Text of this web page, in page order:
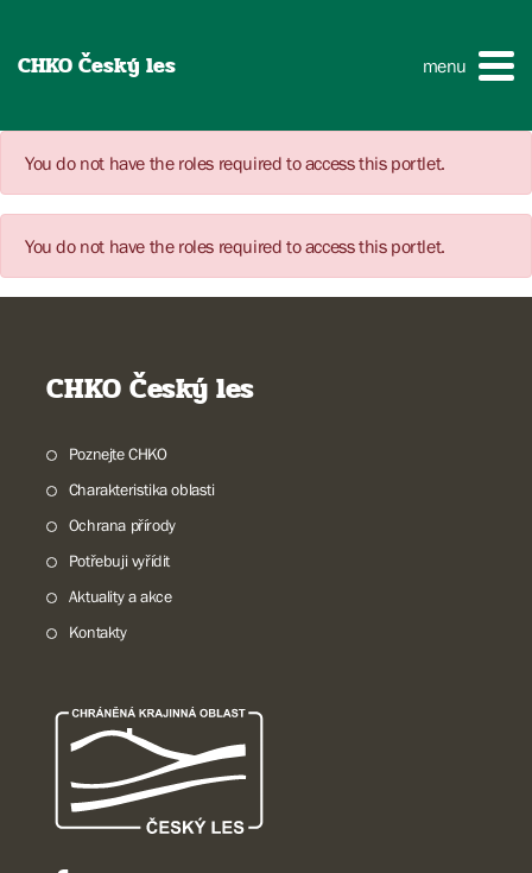
CHKO Český les menu
You do not have the roles required to access this portlet.
You do not have the roles required to access this portlet.
CHKO Český les
Poznejte CHKO
Charakteristika oblasti
Ochrana přírody
Potřebuji vyřídit
Aktuality a akce
Kontakty